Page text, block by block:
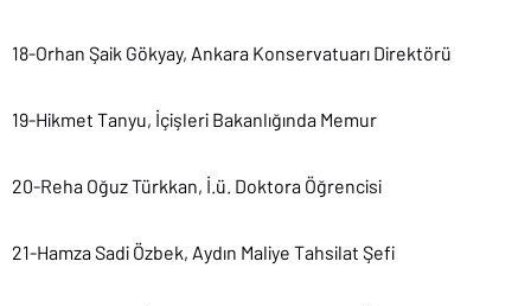
18-Orhan Şaik Gökyay, Ankara Konservatuarı Direktörü
19-Hikmet Tanyu, İçişleri Bakanlığında Memur
20-Reha Oğuz Türkkan, İ.ü. Doktora Öğrencisi
21-Hamza Sadi Özbek, Aydın Maliye Tahsilat Şefi